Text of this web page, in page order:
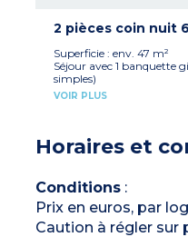
appartements)
1 chambre avec 1 lit double
Salle de bain avec
PMR avec douche) et WC
Balcon ou terrasse
appartements)
2 pièces coin nuit
Superficie : env. 47 m²
Séjour avec 1 banquette
simples)
Kitchenette avec plaque
1 coin nuit avec 2 lits
Salle de bain avec
VOIR PLUS
Horaires et
Conditions:
Prix en euros, par
Caution à régler sur